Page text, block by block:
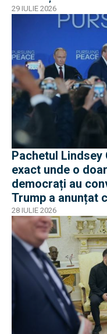
29 IULIE 2026
Pachetul Lindsey
exact unde o
democrați au
Trump a anunțat
28 IULIE 2026